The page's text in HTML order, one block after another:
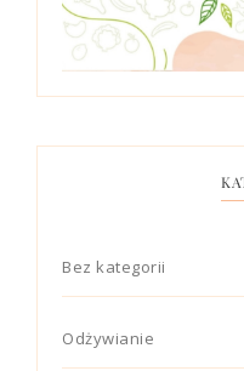
Bez kategorii
Odżywianie